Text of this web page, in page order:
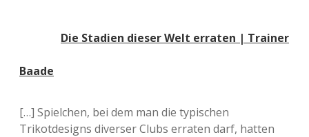
Die Stadien dieser Welt erraten | Trainer
Baade
[…] Spielchen, bei dem man die typischen
Trikotdesigns diverser Clubs erraten darf, hatten